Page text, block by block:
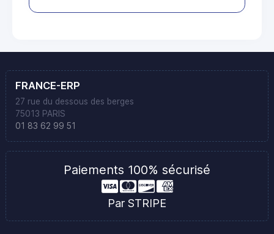
FRANCE-ERP
27 rue du dessous des berges
75013 PARIS
01 83 62 99 51
Paiements 100% sécurisé
Par STRIPE